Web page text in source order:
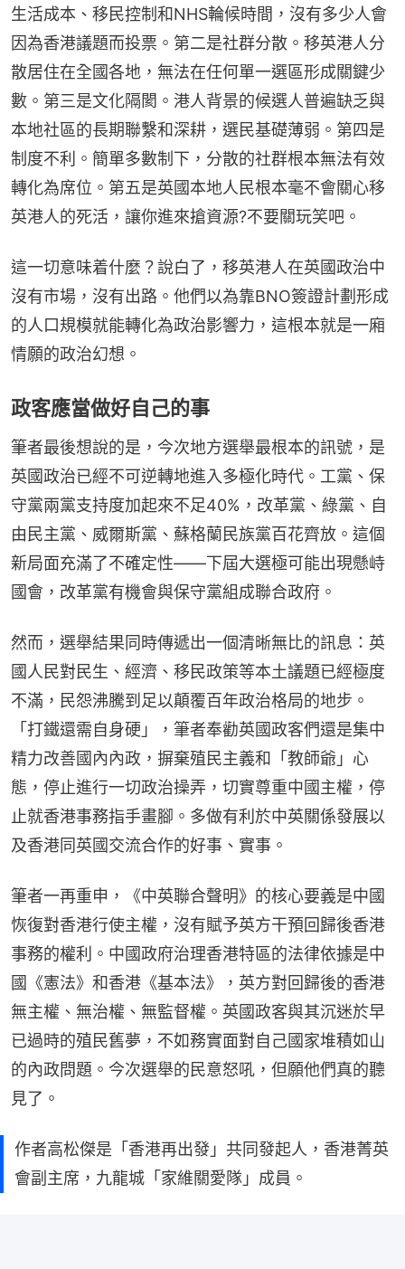
生活成本、移民控制和NHS輪候時間，沒有多少人會
因為香港議題而投票。第二是社群分散。移英港人分
散居住在全國各地，無法在任何單一選區形成關鍵少
數。第三是文化隔閡。港人背景的候選人普遍缺乏與
本地社區的長期聯繫和深耕，選民基礎薄弱。第四是
制度不利。簡單多數制下，分散的社群根本無法有效
轉化為席位。第五是英國本地人民根本毫不會關心移
英港人的死活，讓你進來搶資源?不要關玩笑吧。
這一切意味着什麼？說白了，移英港人在英國政治中
沒有市場，沒有出路。他們以為靠BNO簽證計劃形成
的人口規模就能轉化為政治影響力，這根本就是一廂
情願的政治幻想。
政客應當做好自己的事
筆者最後想說的是，今次地方選舉最根本的訊號，是
英國政治已經不可逆轉地進入多極化時代。工黨、保
守黨兩黨支持度加起來不足40%，改革黨、綠黨、自
由民主黨、威爾斯黨、蘇格蘭民族黨百花齊放。這個
新局面充滿了不確定性——下屆大選極可能出現懸峙
國會，改革黨有機會與保守黨組成聯合政府。
然而，選舉結果同時傳遞出一個清晰無比的訊息：英
國人民對民生、經濟、移民政策等本土議題已經極度
不滿，民怨沸騰到足以顛覆百年政治格局的地步。
「打鐵還需自身硬」，筆者奉勸英國政客們還是集中
精力改善國內內政，摒棄殖民主義和「教師爺」心
態，停止進行一切政治操弄，切實尊重中國主權，停
止就香港事務指手畫腳。多做有利於中英關係發展以
及香港同英國交流合作的好事、實事。
筆者一再重申，《中英聯合聲明》的核心要義是中國
恢復對香港行使主權，沒有賦予英方干預回歸後香港
事務的權利。中國政府治理香港特區的法律依據是中
國《憲法》和香港《基本法》，英方對回歸後的香港
無主權、無治權、無監督權。英國政客與其沉迷於早
已過時的殖民舊夢，不如務實面對自己國家堆積如山
的內政問題。今次選舉的民意怒吼，但願他們真的聽
見了。
作者高松傑是「香港再出發」共同發起人，香港菁英
會副主席，九龍城「家維關愛隊」成員。